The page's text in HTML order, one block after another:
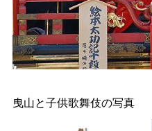
曳山と子供歌舞伎の写真